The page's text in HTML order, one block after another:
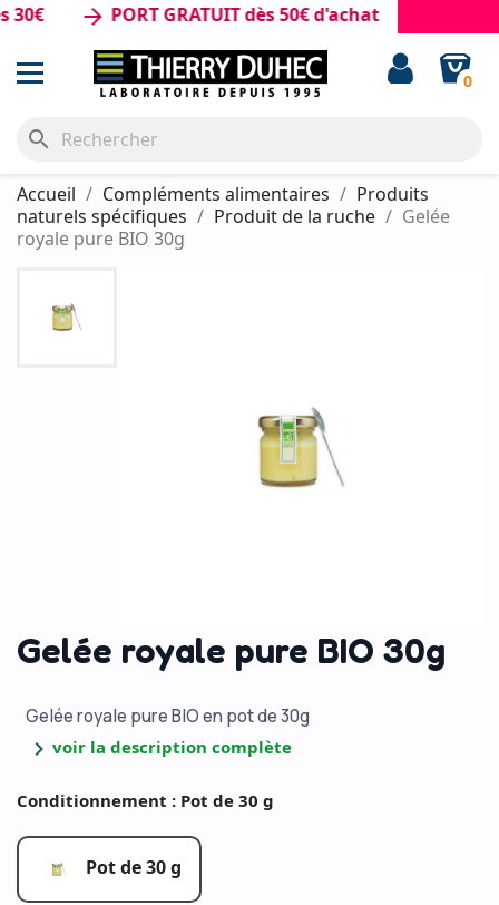
PORT GRATUIT dès 50€ d'achat
0
search
Accueil Compléments alimentaires
Produits
naturels spécifiques
Produit de la ruche
Gelée
royale pure BIO 30g
Gelée royale pure BIO 30g
Gelée royale pure BIO en pot de 30g
chevron_right voir la description complète
Conditionnement : Pot de 30 g
Pot de 30 g